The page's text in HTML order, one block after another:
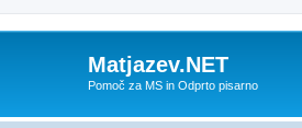
Matjazev.NET
Pomoč za MS in Odprto pisarno